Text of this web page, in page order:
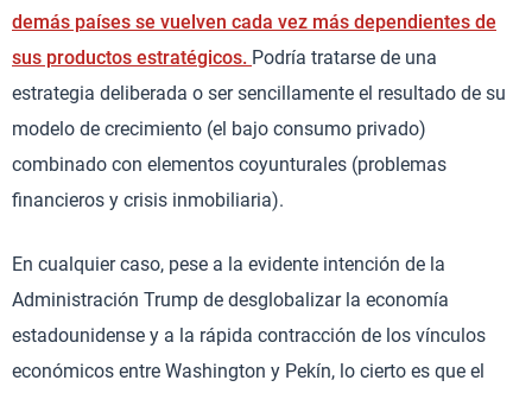
demás países se vuelven cada vez más dependientes de
sus productos estratégicos. Podría tratarse de una
estrategia deliberada o ser sencillamente el resultado de su
modelo de crecimiento (el bajo consumo privado)
combinado con elementos coyunturales (problemas
financieros y crisis inmobiliaria).
En cualquier caso, pese a la evidente intención de la
Administración Trump de desglobalizar la economía
estadounidense y a la rápida contracción de los vínculos
económicos entre Washington y Pekín, lo cierto es que el